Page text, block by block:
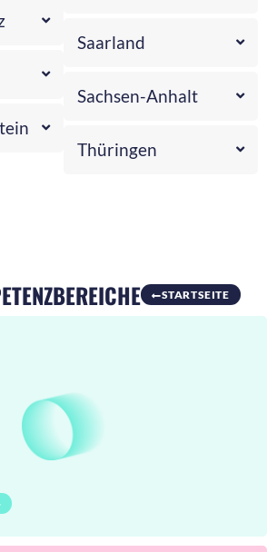
Saarland
Sachsen-Anhalt
Thüringen
STARTSEITE